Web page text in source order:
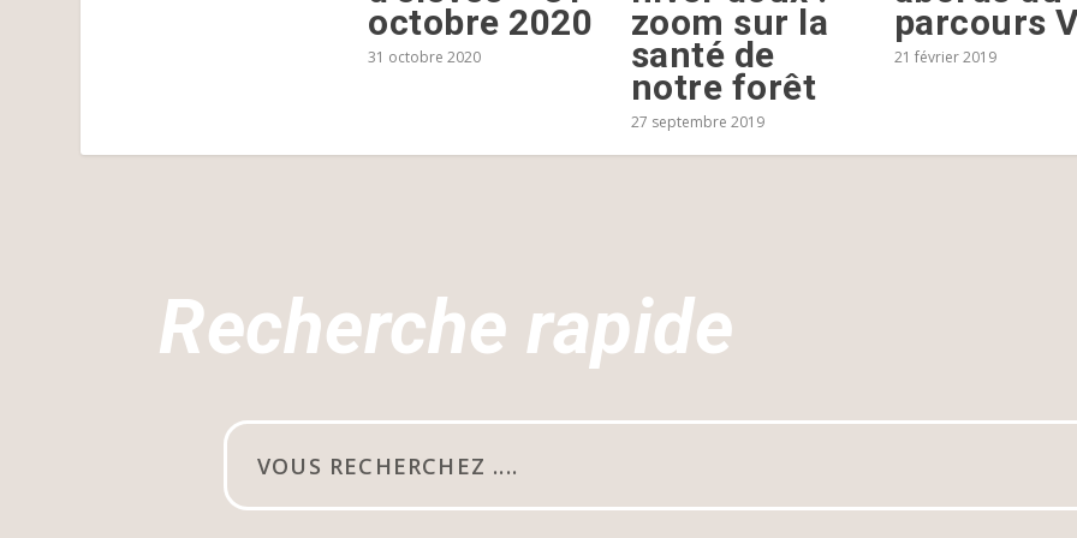
octobre 2020
31 octobre 2020
zoom sur la
santé de
notre forêt
27 septembre 2019
parcours
21 février 2019
Recherche rapide